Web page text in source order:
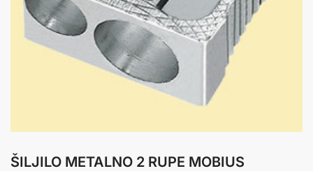
ŠILJILO METALNO 2 RUPE MOBIUS